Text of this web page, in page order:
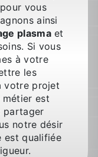
vous
ainsi
plasmaet
Si vous
à votre
les
votre projet
métier est
partager
notre désir
est qualifiée